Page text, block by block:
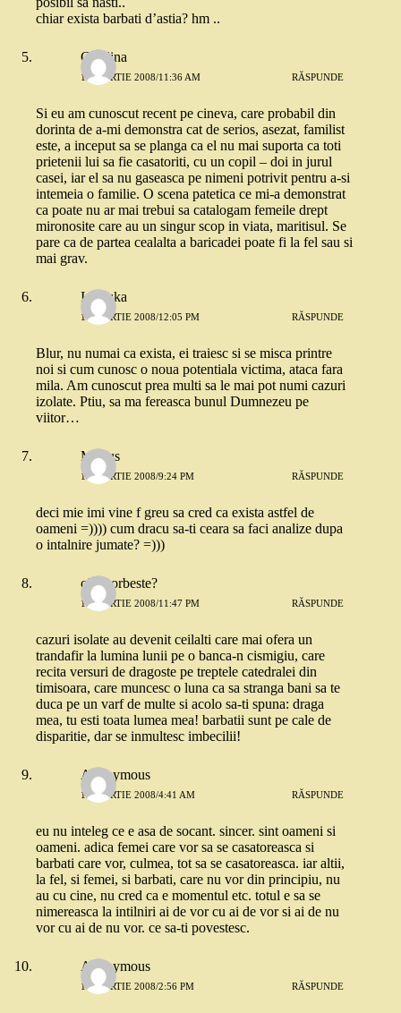
chiar exista barbati d’astia? hm ..
Catalina
12 MARTIE 2008/11:36 AM RĂSPUNDE
Si eu am cunoscut recent pe cineva, care probabil din
dorinta de a-mi demonstra cat de serios, asezat, familist
este, a inceput sa se planga ca el nu mai suporta ca toti
prietenii lui sa fie casatoriti, cu un copil – doi in jurul
casei, iar el sa nu gaseasca pe nimeni potrivit pentru a-si
intemeia o familie. O scena patetica ce mi-a demonstrat
ca poate nu ar mai trebui sa catalogam femeile drept
mironosite care au un singur scop in viata, maritisul. Se
pare ca de partea cealalta a baricadei poate fi la fel sau si
mai grav.
Ionouka
12 MARTIE 2008/12:05 PM RĂSPUNDE
Blur, nu numai ca exista, ei traiesc si se misca printre
noi si cum cunosc o noua potentiala victima, ataca fara
mila. Am cunoscut prea multi sa le mai pot numi cazuri
izolate. Ptiu, sa ma fereasca bunul Dumnezeu pe
viitor…
Marius
12 MARTIE 2008/9:24 PM RĂSPUNDE
deci mie imi vine f greu sa cred ca exista astfel de
oameni =)))) cum dracu sa-ti ceara sa faci analize dupa
o intalnire jumate? =)))
cinevorbeste?
12 MARTIE 2008/11:47 PM RĂSPUNDE
cazuri isolate au devenit ceilalti care mai ofera un
trandafir la lumina lunii pe o banca-n cismigiu, care
recita versuri de dragoste pe treptele catedralei din
timisoara, care muncesc o luna ca sa stranga bani sa te
duca pe un varf de multe si acolo sa-ti spuna: draga
mea, tu esti toata lumea mea! barbatii sunt pe cale de
disparitie, dar se inmultesc imbecilii!
Anonymous
13 MARTIE 2008/4:41 AM RĂSPUNDE
eu nu inteleg ce e asa de socant. sincer. sint oameni si
oameni. adica femei care vor sa se casatoreasca si
barbati care vor, culmea, tot sa se casatoreasca. iar altii,
la fel, si femei, si barbati, care nu vor din principiu, nu
au cu cine, nu cred ca e momentul etc. totul e sa se
nimereasca la intilniri ai de vor cu ai de vor si ai de nu
vor cu ai de nu vor. ce sa-ti povestesc.
Anonymous
13 MARTIE 2008/2:56 PM RĂSPUNDE